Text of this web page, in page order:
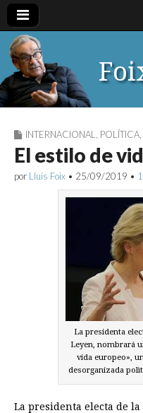
INTERNACIONAL POLÍTICA
El estilo de
por Lluís Foix • 25/09/2019 •
La presidenta
Leyen, nombrará
vida europeo»,
desorganizada
La presidenta electa de